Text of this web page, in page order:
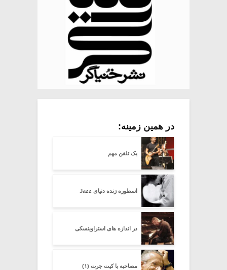
در همین زمینه:
یک تلفن مهم
اسطوره زنده دنیای Jazz
در اندازه های استراوینسکی
مصاحبه با کیت جرت (۱)